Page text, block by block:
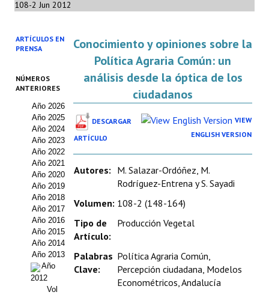
Cincuentenario AIDA
Organigrama
Estatutos
Hacerse socio
Noticias
Galería de Fotos
Web AIDA 2.0
REVISTA ITEA
Presentación ITEA
108-2 Jun 2012
ARTÍCULOS EN
PRENSA
NÚMEROS
ANTERIORES
Año 2026
Año 2025
Año 2024
Año 2023
Año 2022
Año 2021
Año 2020
Año 2019
Año 2018
Año 2017
Año 2016
Año 2015
Año 2014
Año 2013
Año
2012
Vol
Conocimiento y opiniones sobre la
Política Agraria Común: un
análisis desde la óptica de los
ciudadanos
DESCARGAR
ARTÍCULO
VIEW
ENGLISH VERSION
Autores: M. Salazar-Ordóñez, M.
Rodríguez-Entrena y S. Sayadi
Volumen: 108-2 (148-164)
Tipo de
Artículo:
Producción Vegetal
Palabras
Clave:
Política Agraria Común,
Percepción ciudadana, Modelos
Econométricos, Andalucía